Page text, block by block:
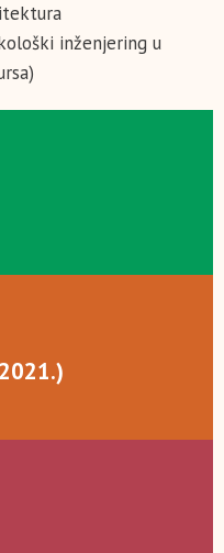
inženjering u